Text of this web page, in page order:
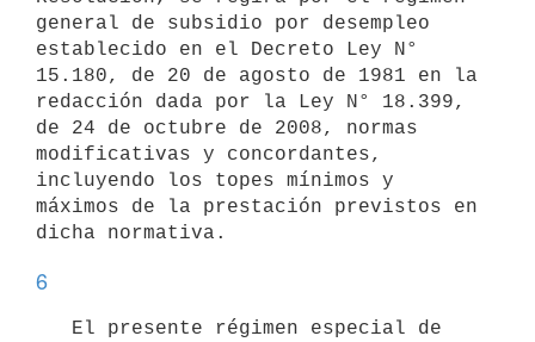
general de subsidio por desempleo
establecido en el Decreto Ley N°
15.180, de 20 de agosto de 1981 en la
redacción dada por la Ley N° 18.399,
de 24 de octubre de 2008, normas
modificativas y concordantes,
incluyendo los topes mínimos y
máximos de la prestación previstos en
6